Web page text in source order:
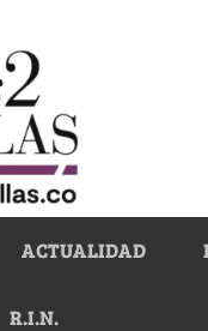
ACTUALIDAD
R.I.N.